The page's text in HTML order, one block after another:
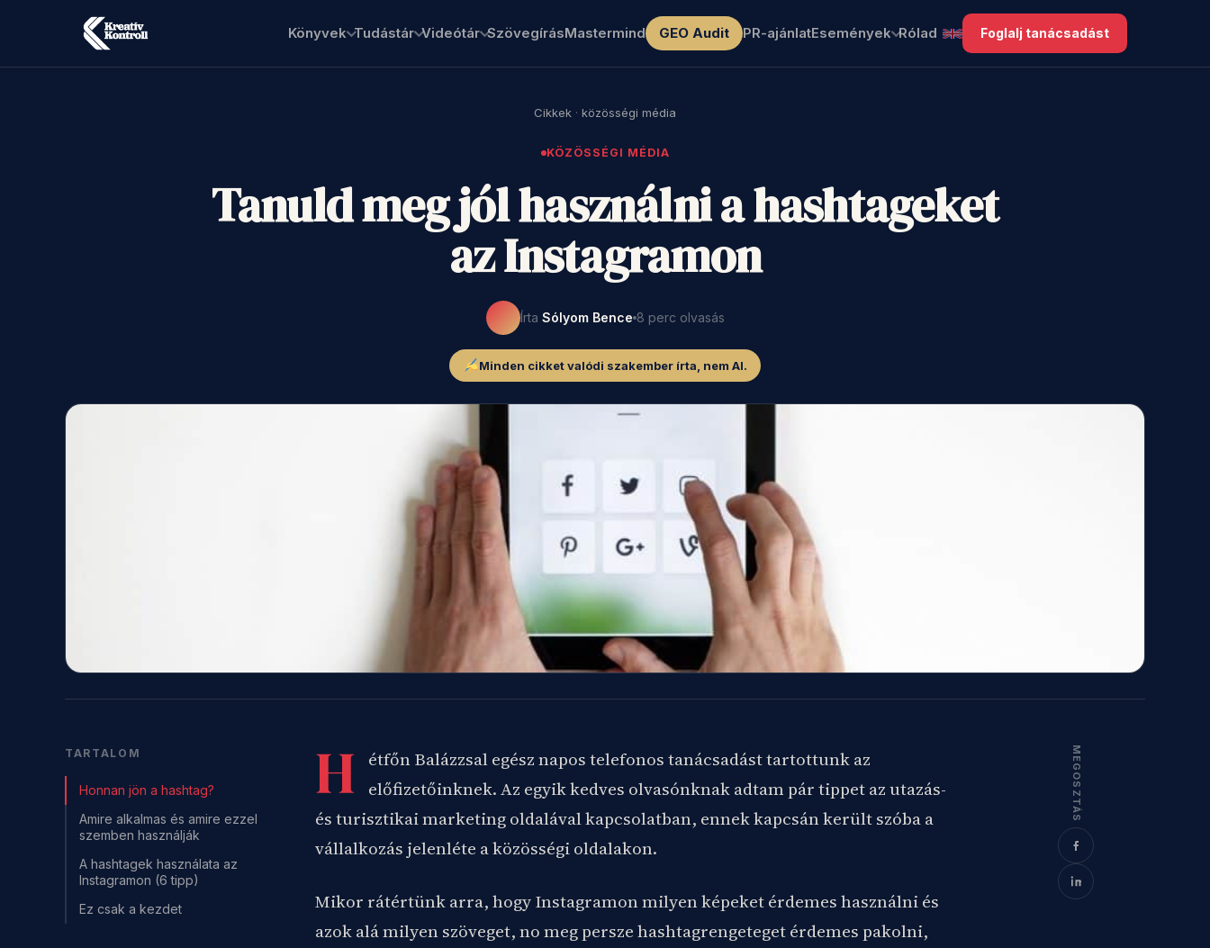
Könyvek Tudástár Videótár SzövegírásMastermind GEO Audit PR-ajánlatEsemények Rólad Foglalj tanácsadást
Cikkek · közösségi média
KÖZÖSSÉGI MÉDIA
Tanuld meg jól használni a hashtageket
az Instagramon
Írta Sólyom Bence 8 perc olvasás
Minden cikket valódi szakember írta, nem AI.
TARTALOM
Honnan jön a hashtag?
Amire alkalmas és amire ezzel
szemben használják
A hashtagek használata az
Instagramon (6 tipp)
Ez csak a kezdet
H
étfőn Balázzsal egész napos telefonos tanácsadást tartottunk az
előfizetőinknek. Az egyik kedves olvasónknak adtam pár tippet az utazás-
és turisztikai marketing oldalával kapcsolatban, ennek kapcsán került szóba a
vállalkozás jelenléte a közösségi oldalakon.
Mikor rátértünk arra, hogy Instagramon milyen képeket érdemes használni és
azok alá milyen szöveget, no meg persze hashtagrengeteget érdemes pakolni,
MEGOSZTÁS